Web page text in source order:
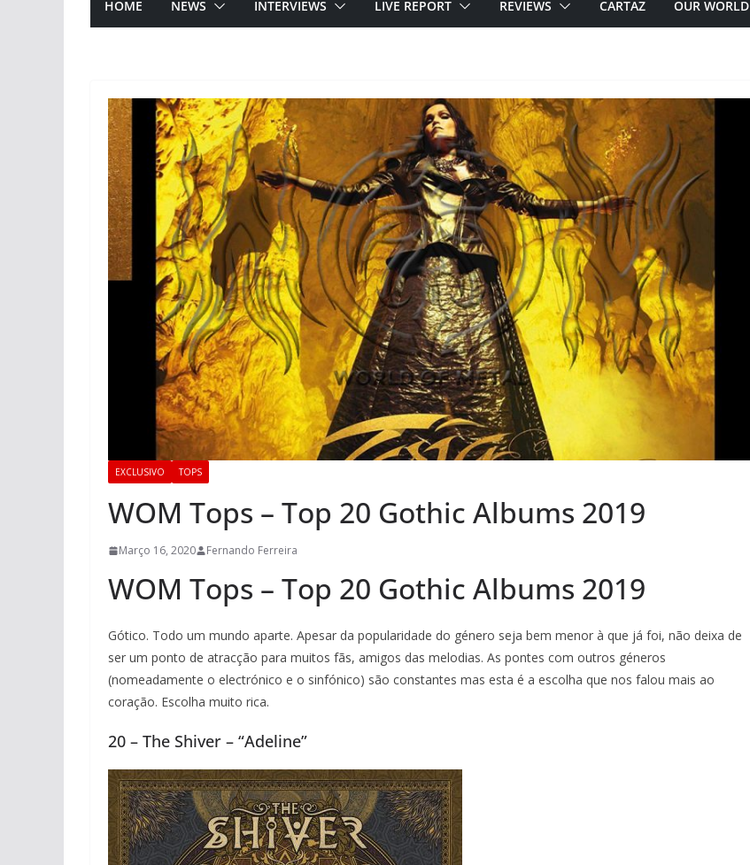
HOME NEWS INTERVIEWS LIVE REPORT REVIEWS CARTAZ OUR WORLD
EXCLUSIVO TOPS
WOM Tops – Top 20 Gothic Albums 2019
Março 16, 2020 Fernando Ferreira
WOM Tops – Top 20 Gothic Albums 2019
Gótico. Todo um mundo aparte. Apesar da popularidade do género seja bem menor à que já foi, não deixa de
ser um ponto de atracção para muitos fãs, amigos das melodias. As pontes com outros géneros
(nomeadamente o electrónico e o sinfónico) são constantes mas esta é a escolha que nos falou mais ao
coração. Escolha muito rica.
20 – The Shiver – “Adeline”